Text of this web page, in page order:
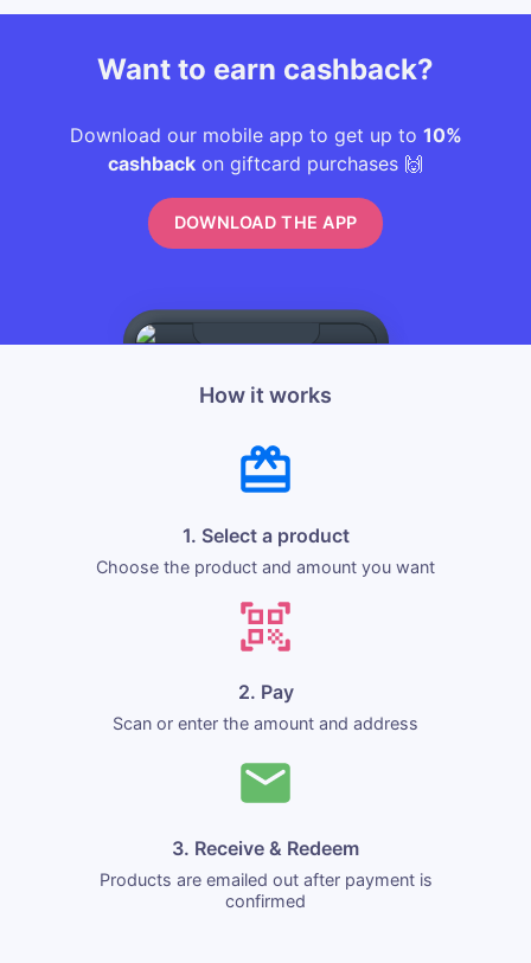
Want to earn cashback?
Download our mobile app to get up to 10%
cashback on giftcard purchases 🙌
DOWNLOAD THE APP
How it works
1. Select a product
Choose the product and amount you want
2. Pay
Scan or enter the amount and address
3. Receive & Redeem
Products are emailed out after payment is
confirmed